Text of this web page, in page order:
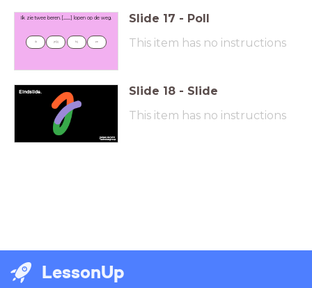
Ik zie twee beren. [..........] lopen op de weg.
je/jij ze
Slide 17 - Poll
This item has no instructions
Eindslide. Slide 18 - Slide
This item has no instructions
LessonUp